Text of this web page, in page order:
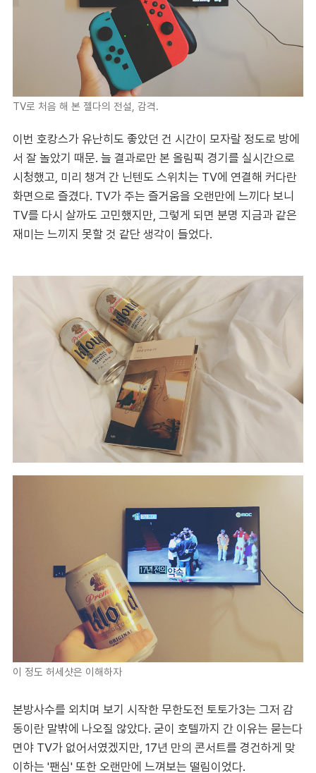
TV로 처음 해 본 젤다의 전설, 감격.
이번 호캉스가 유난히도 좋았던 건 시간이 모자랄 정도로 방에
서 잘 놀았기 때문. 늘 결과로만 본 올림픽 경기를 실시간으로
시청했고, 미리 챙겨 간 닌텐도 스위치는 TV에 연결해 커다란
화면으로 즐겼다. TV가 주는 즐거움을 오랜만에 느끼다 보니
TV를 다시 살까도 고민했지만, 그렇게 되면 분명 지금과 같은
재미는 느끼지 못할 것 같단 생각이 들었다.
이 정도 허세샷은 이해하자
본방사수를 외치며 보기 시작한 무한도전 토토가3는 그저 감
동이란 말밖에 나오질 않았다. 굳이 호텔까지 간 이유는 묻는다
면야 TV가 없어서였겠지만, 17년 만의 콘서트를 경건하게 맞
이하는 '팬심' 또한 오랜만에 느껴보는 떨림이었다.